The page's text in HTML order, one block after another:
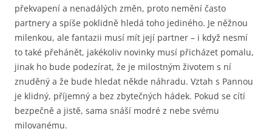
překvapení a nenadálých změn, proto nemění často
partnery a spíše poklidně hledá toho jediného. Je něžnou
milenkou, ale fantazii musí mít její partner – i když nesmí
to také přehánět, jakékoliv novinky musí přicházet pomalu,
jinak ho bude podezírat, že je milostným životem s ní
znuděný a že bude hledat někde náhradu. Vztah s Pannou
je klidný, příjemný a bez zbytečných hádek. Pokud se cítí
bezpečně a jistě, sama snáší modré z nebe svému
milovanému.